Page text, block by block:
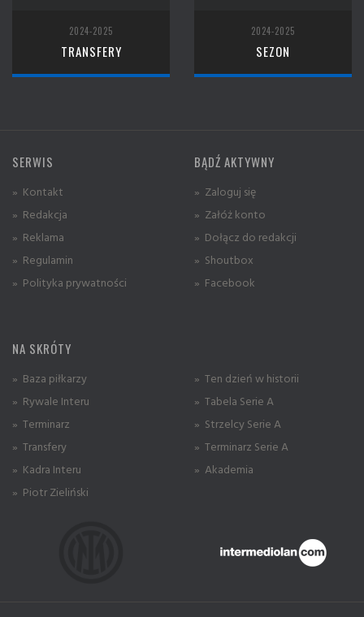
2024-2025
TRANSFERY
2024-2025
SEZON
SERWIS
» Kontakt
» Redakcja
» Reklama
» Regulamin
» Polityka prywatności
BĄDŹ AKTYWNY
» Zaloguj się
» Załóż konto
» Dołącz do redakcji
» Shoutbox
» Facebook
NA SKRÓTY
» Baza piłkarzy
» Rywale Interu
» Terminarz
» Transfery
» Kadra Interu
» Piotr Zieliński
» Ten dzień w historii
» Tabela Serie A
» Strzelcy Serie A
» Terminarz Serie A
» Akademia